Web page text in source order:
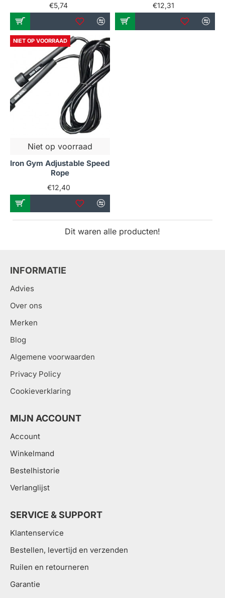
€5,74 €12,31
NIET OP VOORRAAD
Niet op voorraad
Iron Gym Adjustable Speed
Rope
€12,40
Dit waren alle producten!
INFORMATIE
Advies
Over ons
Merken
Blog
Algemene voorwaarden
Privacy Policy
Cookieverklaring
MIJN ACCOUNT
Account
Winkelmand
Bestelhistorie
Verlanglijst
SERVICE & SUPPORT
Klantenservice
Bestellen, levertijd en verzenden
Ruilen en retourneren
Garantie